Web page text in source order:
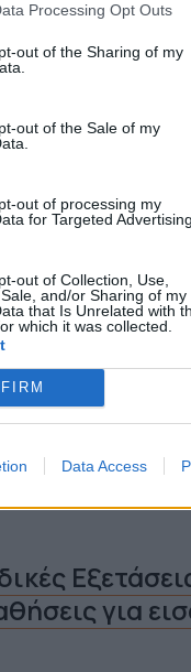
Processing Opt Outs
out of the Sharing of my
out of the Sale of my
out of processing my
for Targeted Advertising.
out of Collection, Use,
and/or Sharing of my
that Is Unrelated with
which it was collected.
Data Access
Μετσόβιου
και επιστη...
για